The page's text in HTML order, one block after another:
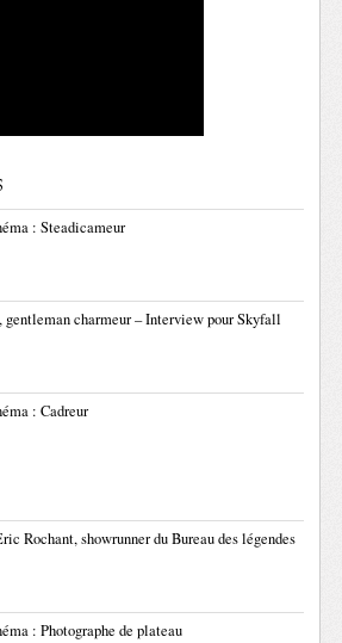
: Steadicameur
charmeur – Interview pour Skyfall
: Cadreur
Rochant, showrunner du Bureau des légendes
: Photographe de plateau